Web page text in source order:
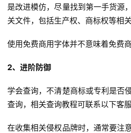
是改进模仿，尽量找到第一手货源
关文件，包括生产权、商标权等相关
使用免费商用字体并不意味着免费商
2、进阶防御
学会查询，不清楚商标或专利是否
查询，相关查询教程可联系以下客服
在收集相关侵权品牌时，通常要注